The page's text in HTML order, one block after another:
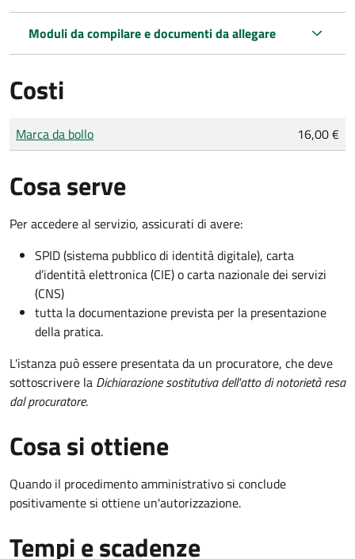
Moduli da compilare e documenti da allegare
Costi
Tipo di pagamento
Importo
Marca da bollo 16,00 €
Cosa serve
Per accedere al servizio, assicurati di avere:
SPID (sistema pubblico di identità digitale), carta
d’identità elettronica (CIE) o carta nazionale dei servizi
(CNS)
tutta la documentazione prevista per la presentazione
della pratica.
L'istanza può essere presentata da un procuratore, che deve
sottoscrivere la Dichiarazione sostitutiva dell'atto di notorietà resa
dal procuratore.
Cosa si ottiene
Quando il procedimento amministrativo si conclude
positivamente si ottiene un'autorizzazione.
Tempi e scadenze